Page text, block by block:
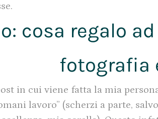
cosa regalo
fotografia
in cui viene fatta la mia
lavoro” (scherzi a parte,